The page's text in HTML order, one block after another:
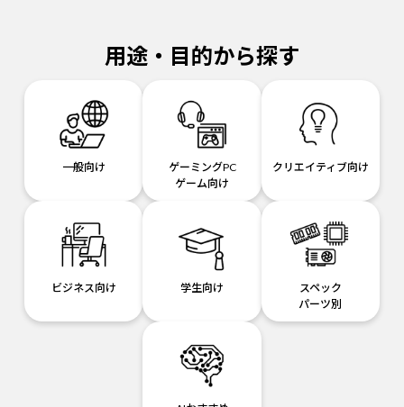
用途・目的から探す
一般向け
ゲーミングPC
ゲーム向け
クリエイティブ向け
ビジネス向け 学生向け
スペック
パーツ別